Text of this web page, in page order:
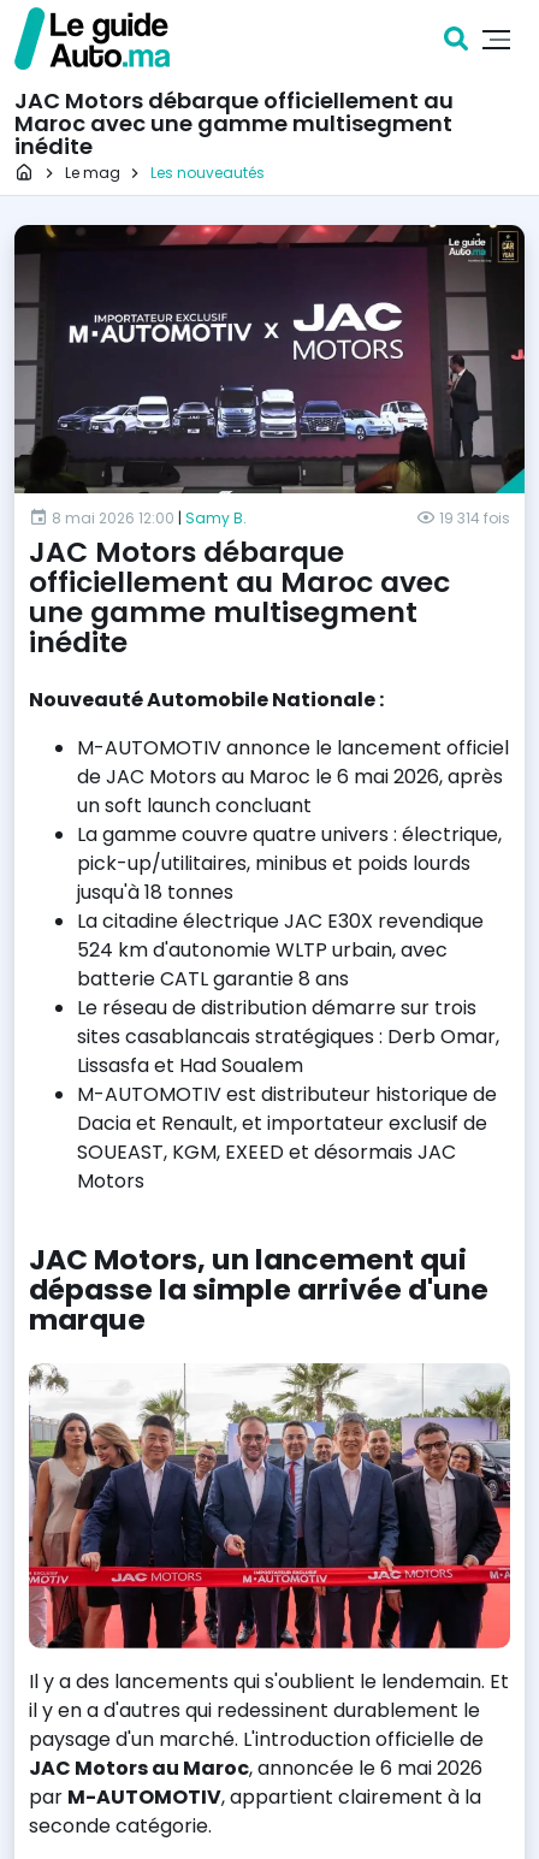
JAC Motors débarque officiellement au
Maroc avec une gamme multisegment
inédite
Page d'accueil
Le mag Les nouveautés
8 mai 2026 12:00 | Samy B. 19 314 fois
JAC Motors débarque
officiellement au Maroc avec
une gamme multisegment
inédite
Nouveauté Automobile Nationale :
M-AUTOMOTIV annonce le lancement officiel
de JAC Motors au Maroc le 6 mai 2026, après
un soft launch concluant
La gamme couvre quatre univers : électrique,
pick-up/utilitaires, minibus et poids lourds
jusqu'à 18 tonnes
La citadine électrique JAC E30X revendique
524 km d'autonomie WLTP urbain, avec
batterie CATL garantie 8 ans
Le réseau de distribution démarre sur trois
sites casablancais stratégiques : Derb Omar,
Lissasfa et Had Soualem
M-AUTOMOTIV est distributeur historique de
Dacia et Renault, et importateur exclusif de
SOUEAST, KGM, EXEED et désormais JAC
Motors
JAC Motors, un lancement qui
dépasse la simple arrivée d'une
marque
Il y a des lancements qui s'oublient le lendemain. Et
il y en a d'autres qui redessinent durablement le
paysage d'un marché. L'introduction officielle de
JAC Motors au Maroc, annoncée le 6 mai 2026
par M-AUTOMOTIV, appartient clairement à la
seconde catégorie.